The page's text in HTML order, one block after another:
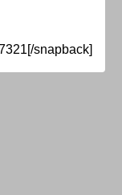
snapback]